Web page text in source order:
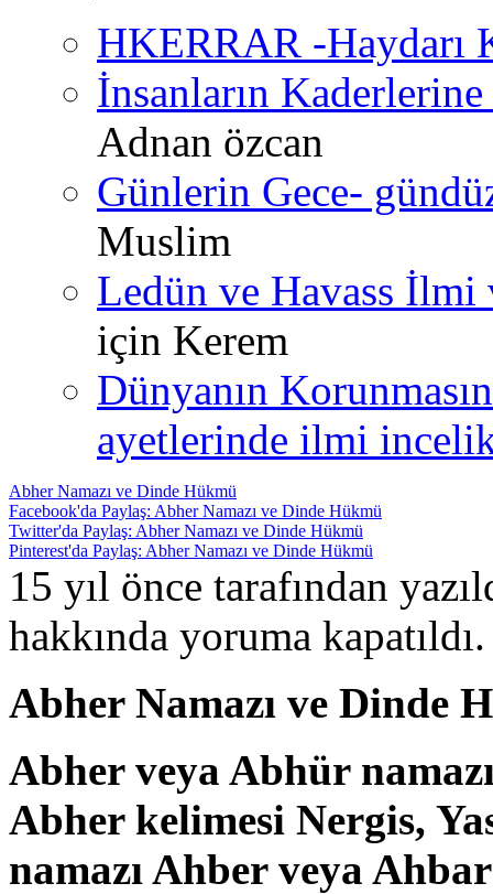
HKERRAR -Haydarı
İnsanların
Adnan özcan
Günlerin Gece-
Muslim
Ledün ve Havass İlmi
için Kerem
Dünyanın
ayetlerinde ilmi
Abher Namazı ve Dinde Hükmü
Facebook'da Paylaş: Abher Namazı ve Dinde Hükmü
Twitter'da Paylaş: Abher Namazı ve Dinde Hükmü
Pinterest'da Paylaş: Abher Namazı ve Dinde Hükmü
15 yıl önce tarafından
hakkında yoruma kapatıldı.
Abher Namazı ve Dinde
Abher veya Abhür
Abher kelimesi Nergis,
namazı Ahber veya